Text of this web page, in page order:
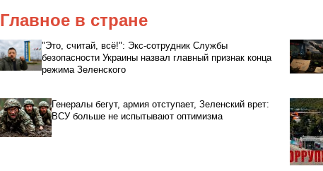
Главное в стране
"Это, считай, всё!": Экс-сотрудник Службы
безопасности Украины назвал главный признак конца
режима Зеленского
Генералы бегут, армия отступает, Зеленский врет:
ВСУ больше не испытывают оптимизма